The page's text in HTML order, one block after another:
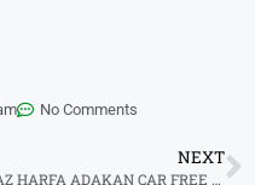
No Comments
NEXT
LAZ HARFA ADAKAN CAR FREE DAY DI TIGA TEMPAT SEKALIGUS DENGAN TAJUK “ZAKAT UNTUK KEPEDULIAN”